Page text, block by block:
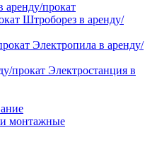
прокат
Штроборез в аренду/
Электропила в аренду/
Электростанция в
монтажные